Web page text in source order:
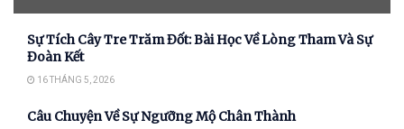
Sự Tích Cây Tre Trăm Đốt: Bài Học Về Lòng Tham Và Sự
Đoàn Kết
16 THÁNG 5, 2026
Câu Chuyện Về Sự Ngưỡng Mộ Chân Thành